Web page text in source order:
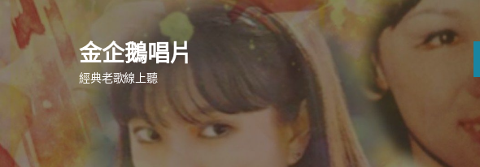
至
要
內
金企鵝唱片
經典老歌線上聽